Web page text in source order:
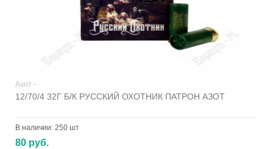
Азот -
12/70/4 32Г Б/К РУССКИЙ ОХОТНИК ПАТРОН АЗОТ
В наличии: 250 шт
80 руб.